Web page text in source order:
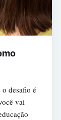
desafio é
vai